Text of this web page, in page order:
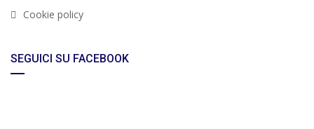
Cookie policy
SEGUICI SU FACEBOOK